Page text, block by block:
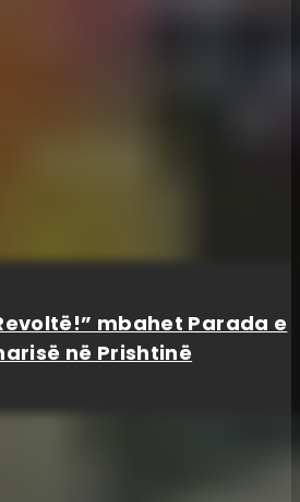
mbahet Parada e
në Prishtinë